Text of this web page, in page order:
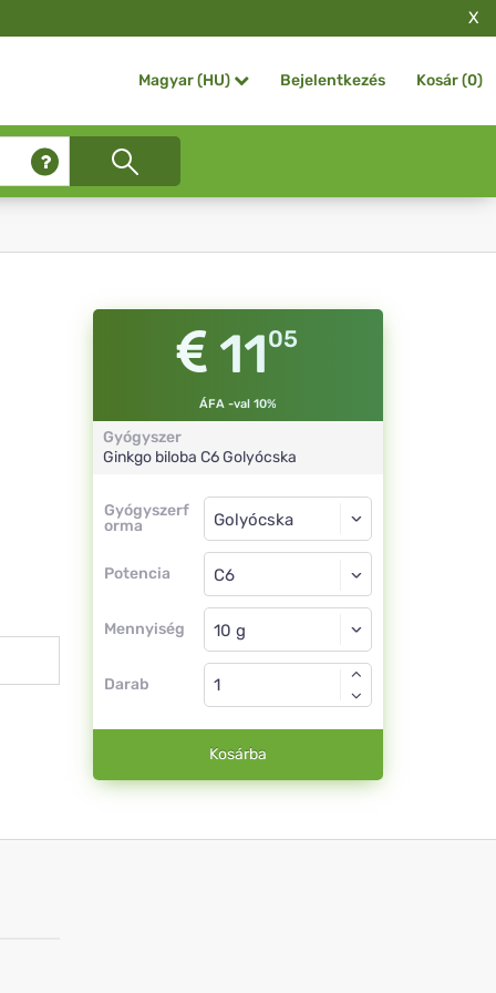
X
Magyar (HU) Bejelentkezés Kosár (0)
1105
ÁFA -val 10%
Gyógyszer
Ginkgo biloba C6 Golyócska
Gyógyszerf
orma
Gyógyszerforma
Potencia
Golyócska
C6
Mennyiség
Golyócska
Darab
Kosárba